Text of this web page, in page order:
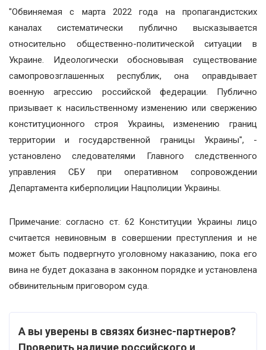
"Обвиняемая с марта 2022 года на пропагандистских
каналах систематически публично высказывается
относительно общественно-политической ситуации в
Украине. Идеологически обосновывая существование
самопровозглашенных республик, она оправдывает
военную агрессию российской федерации. Публично
призывает к насильственному изменению или свержению
конституционного строя Украины, изменению границ
территории и государственной границы Украины", -
установлено следователями Главного следственного
управления СБУ при оперативном сопровождении
Департамента киберполиции Нацполиции Украины.
Примечание: согласно ст. 62 Конституции Украины лицо
считается невиновным в совершении преступления и не
может быть подвергнуто уголовному наказанию, пока его
вина не будет доказана в законном порядке и установлена
обвинительным приговором суда.
А вы уверены в связях бизнес-партнеров?
Проверить наличие российского и